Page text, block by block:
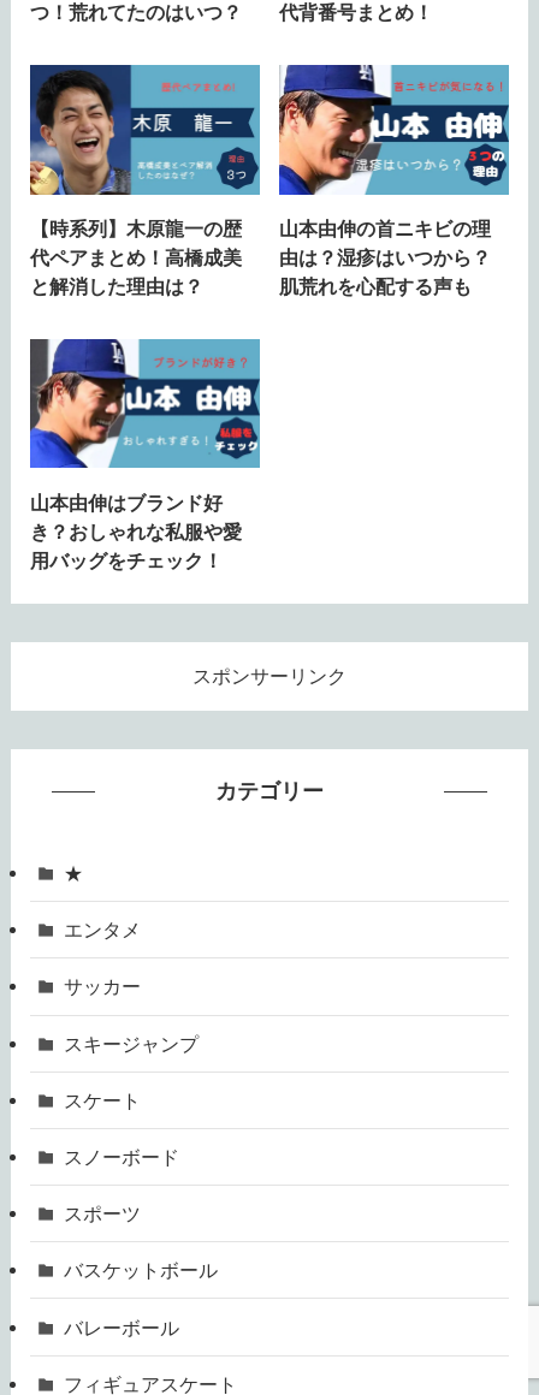
つ！荒れてたのはいつ？
代背番号まとめ！
【時系列】木原龍一の歴
代ペアまとめ！高橋成美
と解消した理由は？
山本由伸の首ニキビの理
由は？湿疹はいつから？
肌荒れを心配する声も
山本由伸はブランド好
き？おしゃれな私服や愛
用バッグをチェック！
スポンサーリンク
カテゴリー
★
エンタメ
サッカー
スキージャンプ
スケート
スノーボード
スポーツ
バスケットボール
バレーボール
フィギュアスケート